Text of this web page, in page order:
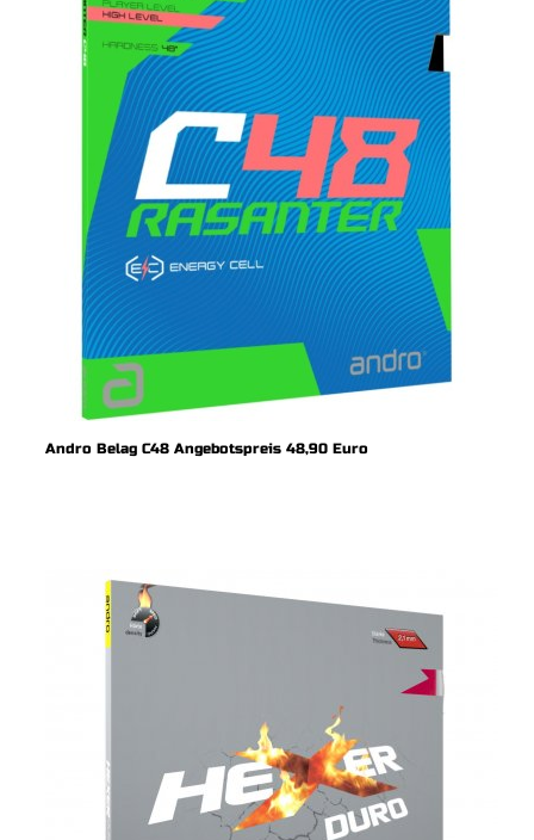
Andro Belag C48 Angebotspreis 48,90 Euro